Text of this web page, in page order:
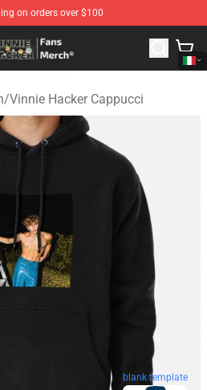
on orders over $100
- Official Vinnie Hacker Merchandise
/Vinnie Hacker Cappucci
blank template